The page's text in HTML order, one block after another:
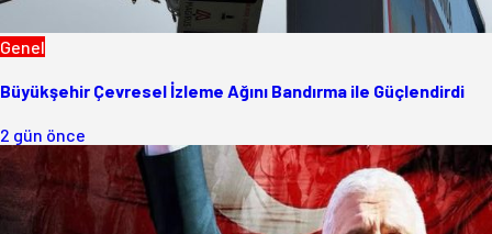
Genel
Büyükşehir Çevresel İzleme Ağını Bandırma ile Güçlendirdi
2 gün önce